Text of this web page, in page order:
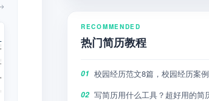
RECOMMENDED
热门简历教程
01 校园经历范文8篇，校园经历案
02 写简历用什么工具？超好用的简